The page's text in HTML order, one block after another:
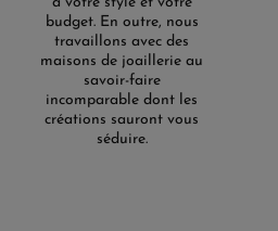
budget. En outre, nous
travaillons avec des
maisons de joaillerie au
savoir-faire
incomparable dont les
créations sauront vous
séduire.